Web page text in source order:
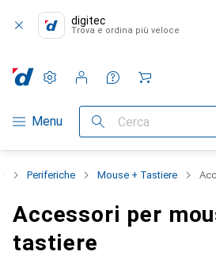
digitec
Trova e ordina più veloce
Categoria Navigazione
Menu Cerca
Impostazioni
Conto cliente
Liste di confronto
Liste dei desideri
Carrello
Periferiche Mouse + Tastiere
Accessori per
tastiere